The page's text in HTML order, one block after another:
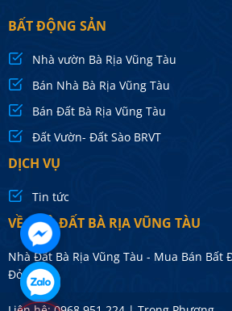
BẤT ĐỘNG SẢN
Nhà vườn Bà Rịa Vũng Tàu
Bán Nhà Bà Rịa Vũng Tàu
Bán Đất Bà Rịa Vũng Tàu
Đất Vườn- Đất Sào BRVT
DỊCH VỤ
Tin tức
VỀ NHÀ ĐẤT BÀ RỊA VŨNG TÀU
Nhà Đất Bà Rịa Vũng Tàu - Mua Bán Bất
Đỏ 100%